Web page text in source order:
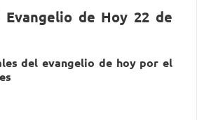
de Hoy 22 de
del evangelio de hoy por el